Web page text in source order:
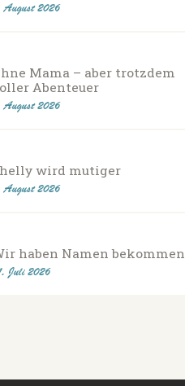
August 2026
Mama – aber trotzdem
Abenteuer
August 2026
wird mutiger
August 2026
haben Namen bekommen
Juli 2026